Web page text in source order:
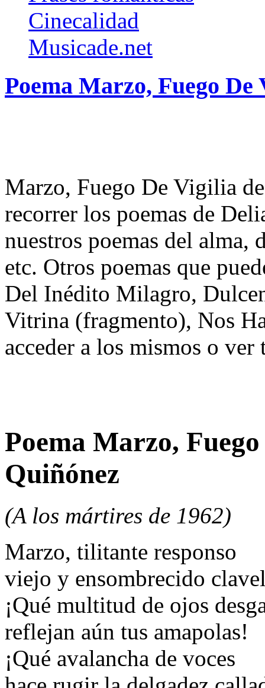
Cinecalidad
Musicade.net
Poema Marzo, Fuego
Marzo, Fuego De Vigilia
recorrer los poemas de
nuestros poemas del alma,
etc. Otros poemas que
Del Inédito Milagro,
Vitrina (fragmento), Nos
acceder a los mismos o
Poema Marzo,
Quiñónez
(A los mártires de 1962)
Marzo, tilitante responso
viejo y ensombrecido
¡Qué multitud de ojos
reflejan aún tus amapolas!
¡Qué avalancha de voces